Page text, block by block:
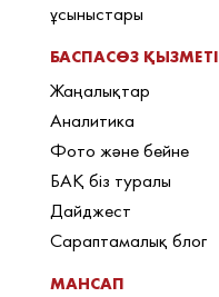
ұсыныстары
БАСПАСӨЗ ҚЫЗМЕТІ
Жаңалықтар
Аналитика
Фото және бейне
БАҚ біз туралы
Дайджест
Сараптамалық блог
МАНСАП